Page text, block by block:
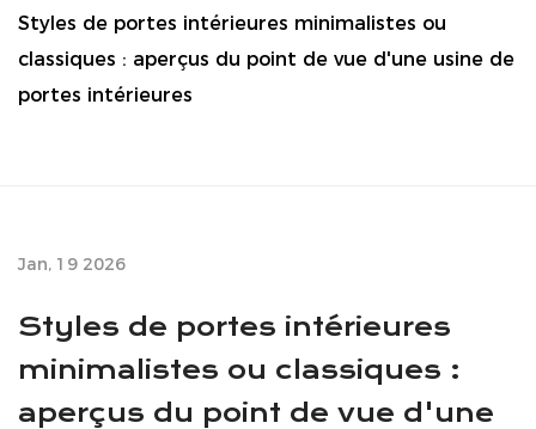
Styles de portes intérieures minimalistes ou
classiques : aperçus du point de vue d'une usine de
portes intérieures
Jan, 19 2026
Styles de portes intérieures
minimalistes ou classiques :
aperçus du point de vue d'une